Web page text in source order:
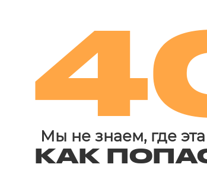
Мы не знаем, где
КАК